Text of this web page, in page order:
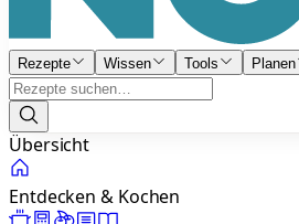
Rezepte Wissen Tools Planen
Übersicht
Entdecken & Kochen